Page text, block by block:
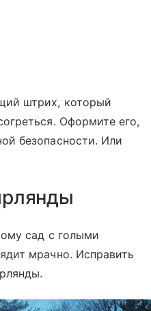
штрих, который
Оформите его,
безопасности. Или
сад с голыми
мрачно. Исправить